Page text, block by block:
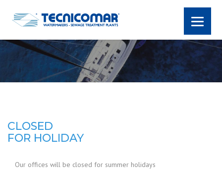
CLOSED
FOR HOLIDAY
Our offices will be closed for summer holidays